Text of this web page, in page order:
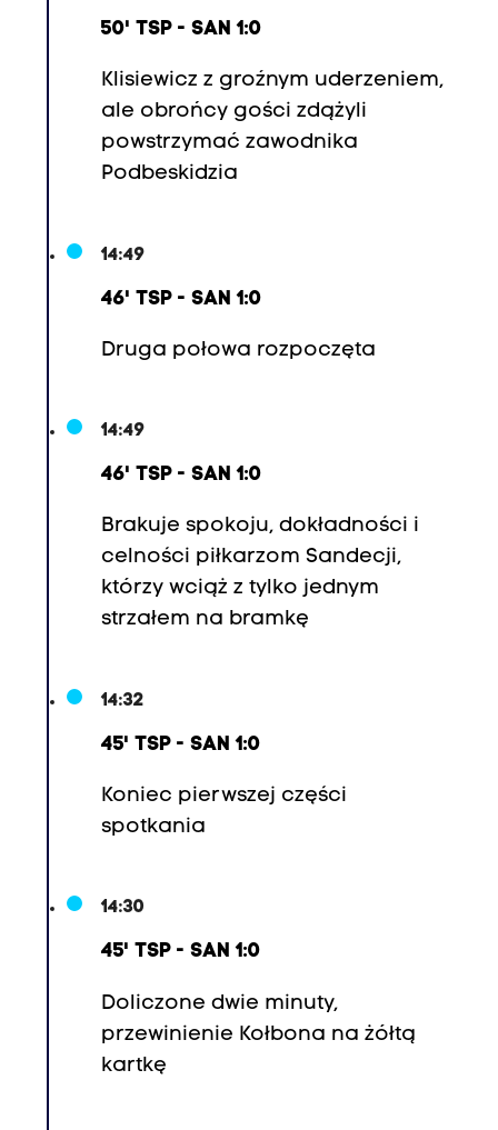
50' TSP - SAN 1:0
Klisiewicz z groźnym uderzeniem,
ale obrońcy gości zdążyli
powstrzymać zawodnika
Podbeskidzia
14:49
46' TSP - SAN 1:0
Druga połowa rozpoczęta
14:49
46' TSP - SAN 1:0
Brakuje spokoju, dokładności i
celności piłkarzom Sandecji,
którzy wciąż z tylko jednym
strzałem na bramkę
14:32
45' TSP - SAN 1:0
Koniec pierwszej części
spotkania
14:30
45' TSP - SAN 1:0
Doliczone dwie minuty,
przewinienie Kołbona na żółtą
kartkę